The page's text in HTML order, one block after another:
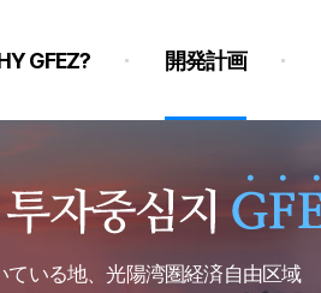
GFEZ? 開発計画
ている地、光陽湾圏経済自由区域